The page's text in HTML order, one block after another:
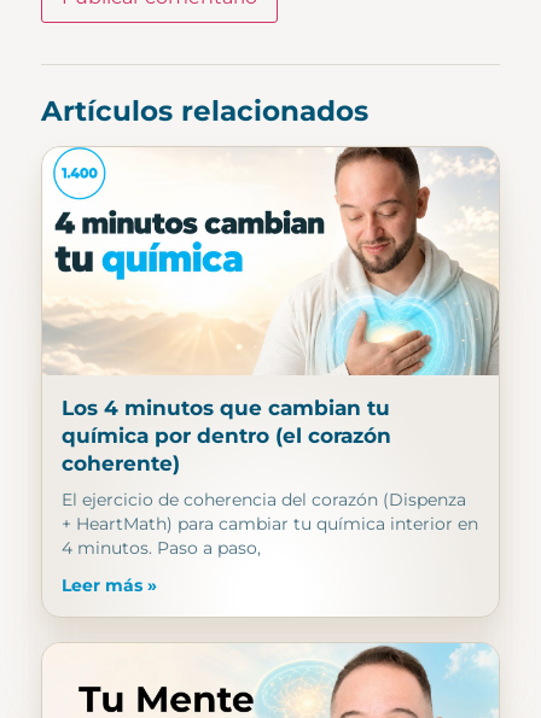
Artículos relacionados
Los 4 minutos que cambian tu
química por dentro (el corazón
coherente)
El ejercicio de coherencia del corazón (Dispenza
+ HeartMath) para cambiar tu química interior en
4 minutos. Paso a paso,
Leer más »